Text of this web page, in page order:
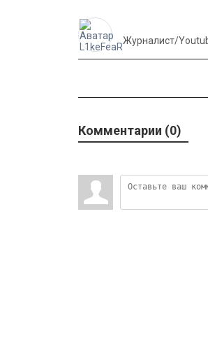
Журналист/
Комментарии (0)